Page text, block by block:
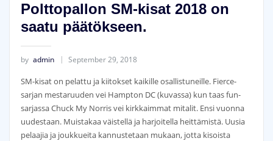
Polttopallon SM-kisat 2018 on
saatu päätökseen.
by admin September 29, 2018
SM-kisat on pelattu ja kiitokset kaikille osallistuneille. Fierce-
sarjan mestaruuden vei Hampton DC (kuvassa) kun taas fun-
sarjassa Chuck My Norris vei kirkkaimmat mitalit. Ensi vuonna
uudestaan. Muistakaa väistellä ja harjoitella heittämistä. Uusia
pelaajia ja joukkueita kannustetaan mukaan, jotta kisoista